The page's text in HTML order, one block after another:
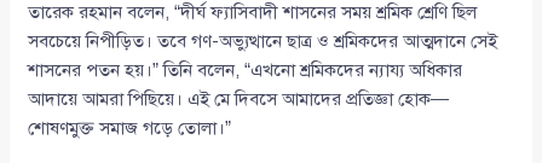
তারেক রহমান বলেন, “দীর্ঘ ফ্যাসিবাদী শাসনের সময় শ্রমিক শ্রেণি ছিল
সবচেয়ে নিপীড়িত। তবে গণ-অভ্যুত্থানে ছাত্র ও শ্রমিকদের আত্মদানে সেই
শাসনের পতন হয়।” তিনি বলেন, “এখনো শ্রমিকদের ন্যায্য অধিকার
আদায়ে আমরা পিছিয়ে। এই মে দিবসে আমাদের প্রতিজ্ঞা হোক—
শোষণমুক্ত সমাজ গড়ে তোলা।”